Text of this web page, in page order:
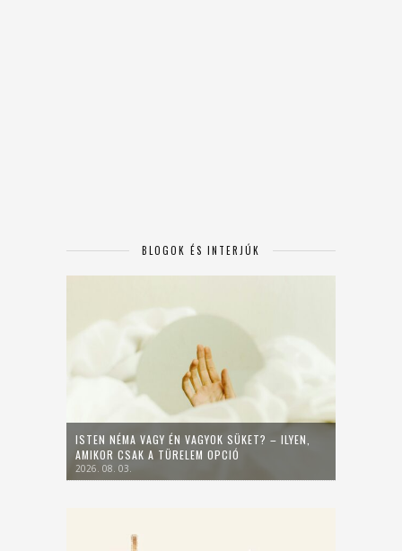
BLOGOK ÉS INTERJÚK
ISTEN NÉMA VAGY ÉN VAGYOK SÜKET? – ILYEN,
AMIKOR CSAK A TÜRELEM OPCIÓ
2026. 08. 03.